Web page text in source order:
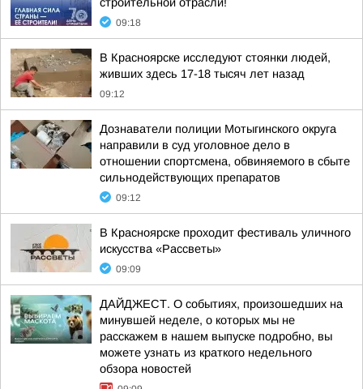
09:18
В Красноярске исследуют стоянки людей,
живших здесь 17-18 тысяч лет назад
09:12
Дознаватели полиции Мотыгинского округа
направили в суд уголовное дело в
отношении спортсмена, обвиняемого в сбыте
сильнодействующих препаратов
09:12
В Красноярске проходит фестиваль уличного
искусства «Рассветы»
09:09
ДАЙДЖЕСТ. О событиях, произошедших на
минувшей неделе, о которых мы не
расскажем в нашем выпуске подробно, вы
можете узнать из краткого недельного
обзора новостей